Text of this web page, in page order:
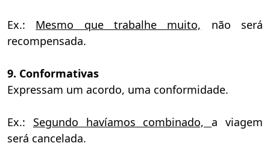
Ex.: Mesmo que trabalhe muito, não será
recompensada.
9. Conformativas
Expressam um acordo, uma conformidade.
Ex.: Segundo havíamos combinado,a viagem
será cancelada.